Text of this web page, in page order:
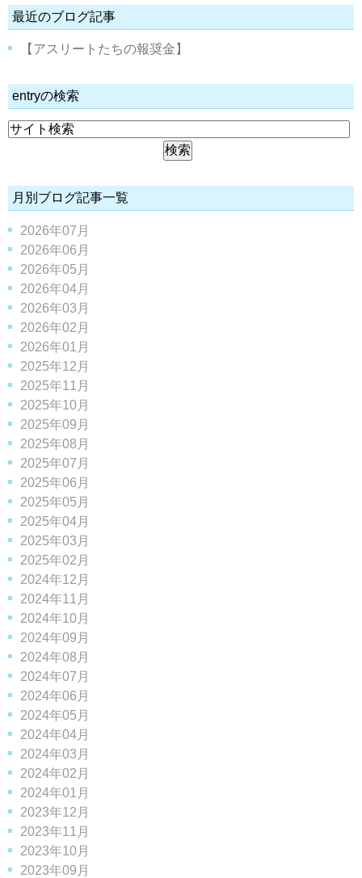
最近のブログ記事
【アスリートたちの報奨金】
entryの検索
月別ブログ記事一覧
2026年07月
2026年06月
2026年05月
2026年04月
2026年03月
2026年02月
2026年01月
2025年12月
2025年11月
2025年10月
2025年09月
2025年08月
2025年07月
2025年06月
2025年05月
2025年04月
2025年03月
2025年02月
2024年12月
2024年11月
2024年10月
2024年09月
2024年08月
2024年07月
2024年06月
2024年05月
2024年04月
2024年03月
2024年02月
2024年01月
2023年12月
2023年11月
2023年10月
2023年09月